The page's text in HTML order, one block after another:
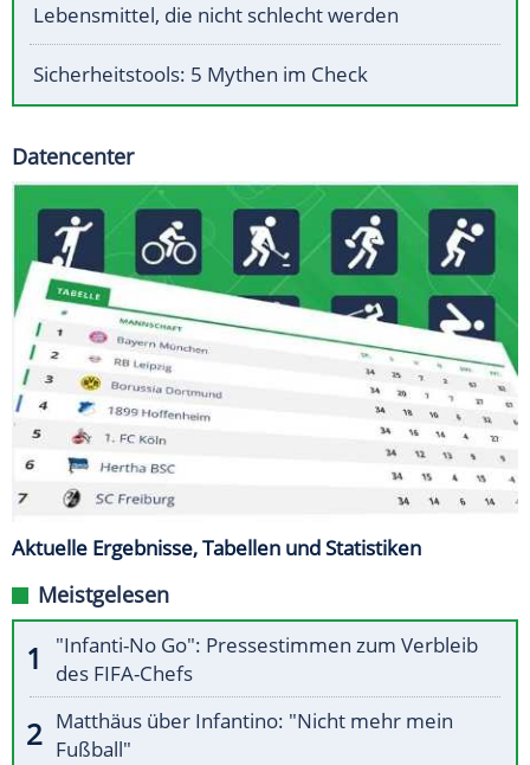
Lebensmittel, die nicht schlecht werden
Sicherheitstools: 5 Mythen im Check
Datencenter
Aktuelle Ergebnisse, Tabellen und Statistiken
Meistgelesen
"Infanti-No Go": Pressestimmen zum Verbleib
des FIFA-Chefs
Matthäus über Infantino: "Nicht mehr mein
Fußball"